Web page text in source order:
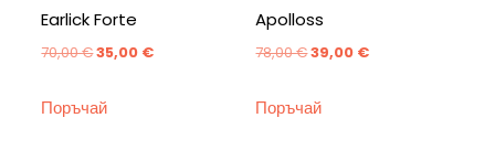
Earlick Forte
70,00€Original
was:
35,00 €Текущата
Поръчай
Apolloss
78,00€Original
was:
39,00 €Текущата
Поръчай